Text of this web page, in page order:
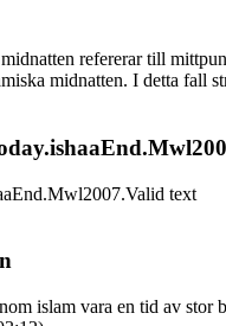
refererar till
midnatten. I detta fall
text
islam vara en tid av